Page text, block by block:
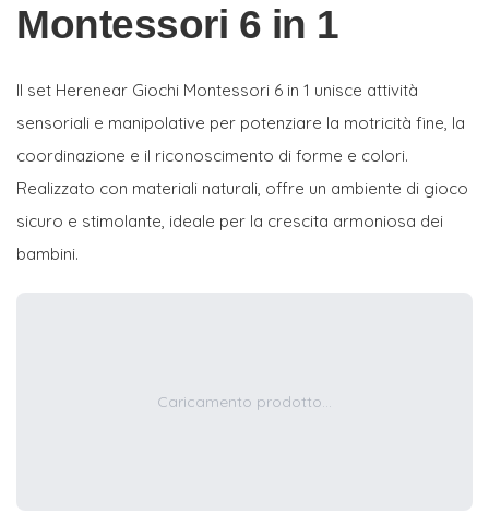
Montessori 6 in 1
Il set Herenear Giochi Montessori 6 in 1 unisce attività
sensoriali e manipolative per potenziare la motricità fine, la
coordinazione e il riconoscimento di forme e colori.
Realizzato con materiali naturali, offre un ambiente di gioco
sicuro e stimolante, ideale per la crescita armoniosa dei
bambini.
Caricamento prodotto...